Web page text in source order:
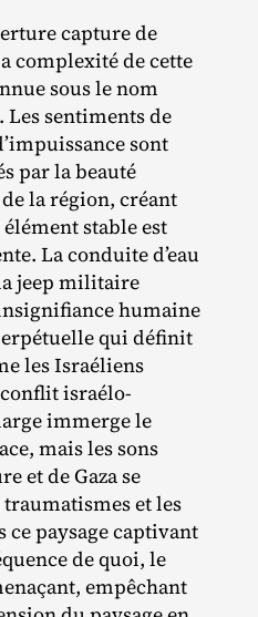
capture de
complexité de cette
sous le nom
Les sentiments de
sont
par la beauté
la région, créant
stable est
La conduite d’eau
jeep militaire
humaine
qui définit
les Israéliens
israélo‐​
immerge le
mais les sons
et de Gaza se
et les
ce paysage captivant
de quoi, le
empêchant